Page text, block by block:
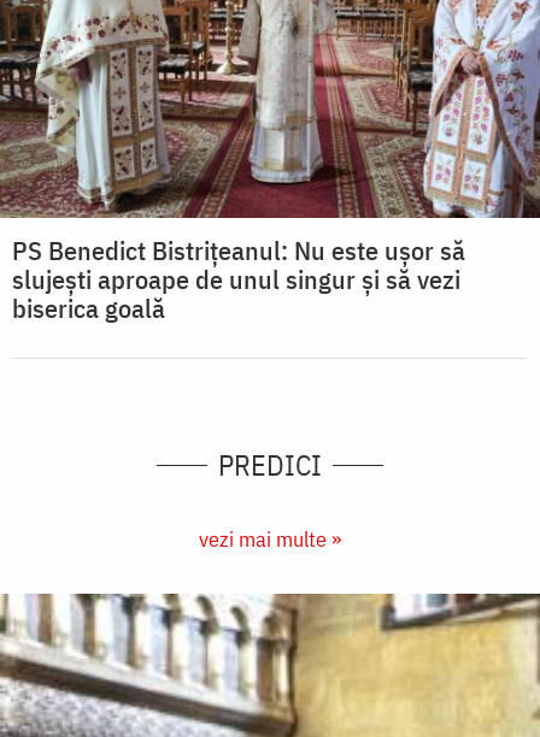
PS Benedict Bistriţeanul: Nu este uşor să
slujeşti aproape de unul singur şi să vezi
biserica goală
PREDICI
vezi mai multe »